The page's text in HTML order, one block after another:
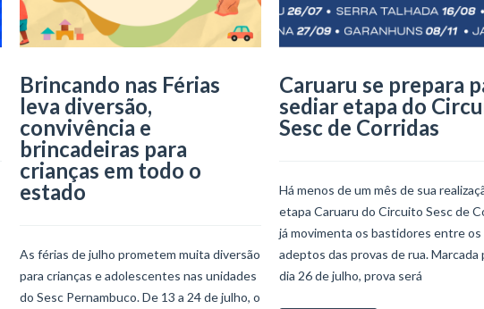
Brincando nas Férias
leva diversão,
convivência e
brincadeiras para
crianças em todo o
estado
As férias de julho prometem muita diversão
para crianças e adolescentes nas unidades
do Sesc Pernambuco. De 13 a 24 de julho, o
Caruaru se prepara
sediar etapa do
Sesc de Corridas
Há menos de um mês de sua
etapa Caruaru do Circuito Sesc de
já movimenta os bastidores entre os
adeptos das provas de rua. Marcada
dia 26 de julho, prova será